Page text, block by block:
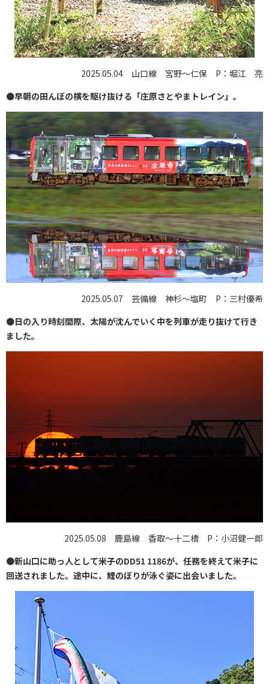
2025.05.04 山口線 宮野〜仁保 P：堀江 亮
●早朝の田んぼの横を駆け抜ける「庄原さとやまトレイン」。
2025.05.07 芸備線 神杉～塩町 P：三村優希
●日の入り時刻間際、太陽が沈んでいく中を列車が走り抜けて行き
ました。
2025.05.08 鹿島線 香取〜十二橋 P：小沼健一郎
●新山口に助っ人として米子のDD51 1186が、任務を終えて米子に
回送されました。途中に、鯉のぼりが泳ぐ姿に出会いました。